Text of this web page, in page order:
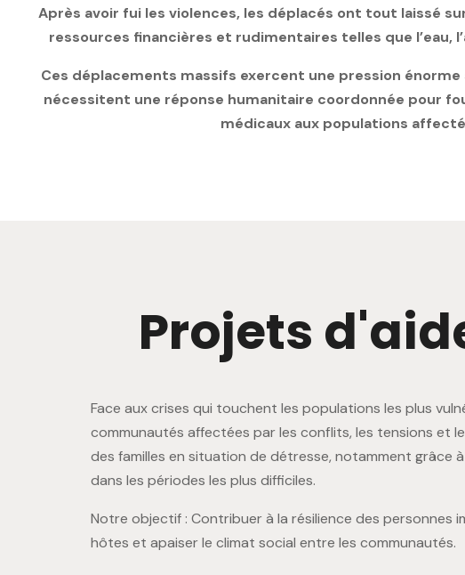
Après avoir fui les violences, les déplacés ont tout laissé
ressources financières et rudimentaires telles que l’eau,
Ces déplacements massifs exercent une pression
nécessitent une réponse humanitaire coordonnée pour
médicaux aux populations
Projets d'aid
Face aux crises qui touchent les populations les plus
communautés affectées par les conflits, les tensions et
des familles en situation de détresse, notamment grâce
dans les périodes les plus difficiles.
Notre objectif : Contribuer à la résilience des
hôtes et apaiser le climat social entre les communautés.